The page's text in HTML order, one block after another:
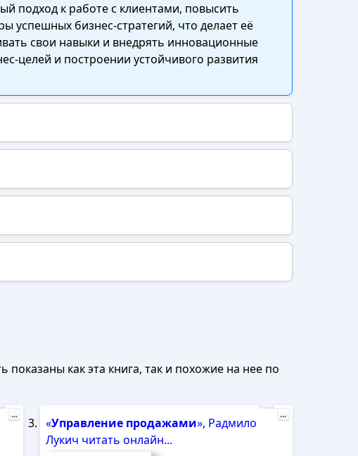
подход к работе с клиентами, повысить
успешных бизнес-стратегий, что делает её
свои навыки и внедрять инновационные
целей и построении устойчивого развития
показаны как эта книга, так и похожие на нее по
...
«Управление продажами», Радмило
Лукич читать онлайн...
Реклама
...